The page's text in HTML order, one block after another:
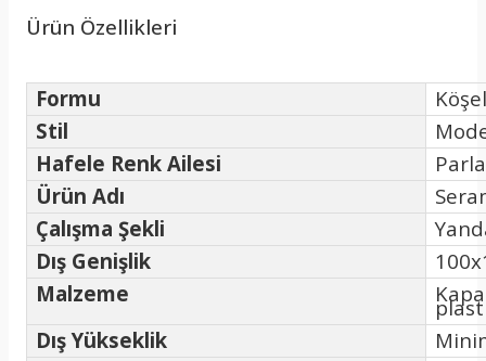
Ürün Özellikleri
Formu
Stil
Hafele Renk Ailesi
Ürün Adı
Çalışma Şekli
Dış Genişlik
Malzeme
Dış Yükseklik